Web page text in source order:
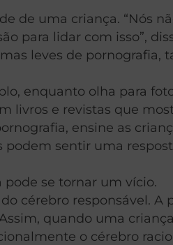
de uma criança. “Nós
para lidar com isso”,
leves de
enquanto olha para
livros e revistas que
ensine as
podem sentir uma
se tornar um vício.
cérebro responsável.
quando uma
o cérebro